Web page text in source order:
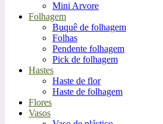
Mini Arvore
Folhagem
Buquê de folhagem
Folhas
Pendente folhagem
Pick de folhagem
Hastes
Haste de flor
Haste de folhagem
Flores
Vasos